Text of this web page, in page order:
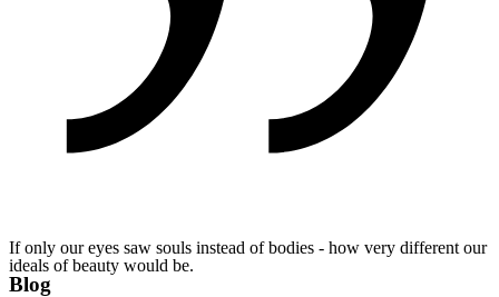
If only our eyes saw souls instead of bodies - how very different our
ideals of beauty would be.
Blog